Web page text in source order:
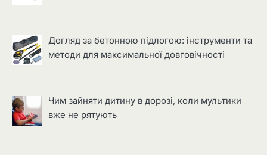
Догляд за бетонною підлогою: інструменти та
методи для максимальної довговічності
Чим зайняти дитину в дорозі, коли мультики
вже не рятують